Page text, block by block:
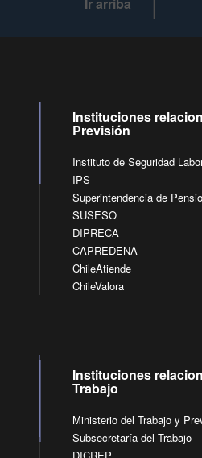
Instituciones
Previsión
Instituto de Seguridad
IPS
Superintendencia de
SUSESO
DIPRECA
CAPREDENA
ChileAtiende
ChileValora
Instituciones
Trabajo
Ministerio del Trabajo y
Subsecretaría del Trabajo
DICREP